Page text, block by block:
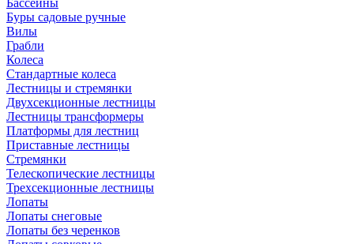
Бассейны
Буры садовые ручные
Вилы
Грабли
Колеса
Стандартные колеса
Лестницы и стремянки
Двухсекционные лестницы
Лестницы трансформеры
Платформы для лестниц
Приставные лестницы
Стремянки
Телескопические лестницы
Трехсекционные лестницы
Лопаты
Лопаты снеговые
Лопаты без черенков